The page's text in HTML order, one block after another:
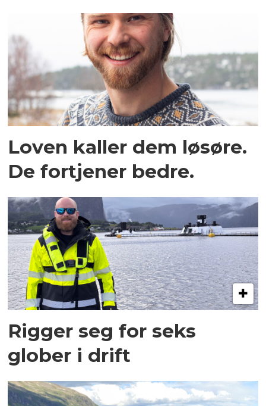
Loven kaller dem løsøre.
De fortjener bedre.
Rigger seg for seks
glober i drift